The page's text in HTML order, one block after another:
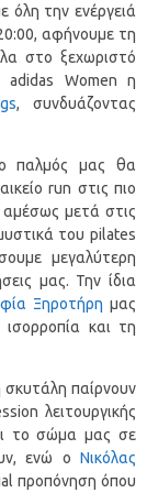
όλη την ενέργειά
αφήνουμε τη
στο ξεχωριστό
adidas Women η
, συνδυάζοντας
παλμός μας θα
run στις πιο
αμέσως μετά στις
του pilates
μεγαλύτερη
μας. Την ίδια
Ξηροτήρη μας
και τη
σκυτάλη παίρνουν
λειτουργικής
το σώμα μας σε
ενώ ο Νικόλας
προπόνηση όπου